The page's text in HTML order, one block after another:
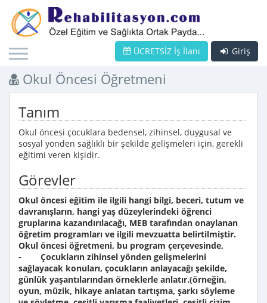
Giriş
ÜCRETSİZ İş İlanı
Okul Öncesi Öğretmeni
Tanım
Okul öncesi çocuklara bedensel, zihinsel, duygusal ve
sosyal yönden sağlıklı bir şekilde gelişmeleri için, gerekli
eğitimi veren kişidir.
Görevler
Okul öncesi eğitim ile ilgili hangi bilgi, beceri, tutum ve
davranışların, hangi yaş düzeylerindeki öğrenci
gruplarına kazandırılacağı, MEB tarafından onaylanan
öğretim programları ve ilgili mevzuatta belirtilmiştir.
Okul öncesi öğretmeni, bu program çerçevesinde,
- Çocukların zihinsel yönden gelişmelerini
sağlayacak konuları, çocukların anlayacağı şekilde,
günlük yaşantılarından örneklerle anlatır.(örneğin,
oyun, müzik, hikaye anlatan tartışma, şarkı söyleme